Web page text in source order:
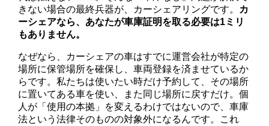
きない場合の最終兵器が、カーシェアリングです。 カ
ーシェアなら、あなたが車庫証明を取る必要は1ミリ
もありません。
なぜなら、カーシェアの車はすでに運営会社が特定の
場所に保管場所を確保し、車両登録を済ませているか
らです。私たちは使いたい時だけ予約して、その場所
に置いてある車を使い、また同じ場所に戻すだけ。個
人が「使用の本拠」を変えるわけではないので、車庫
法という法律そのものの対象外になるんです。これ